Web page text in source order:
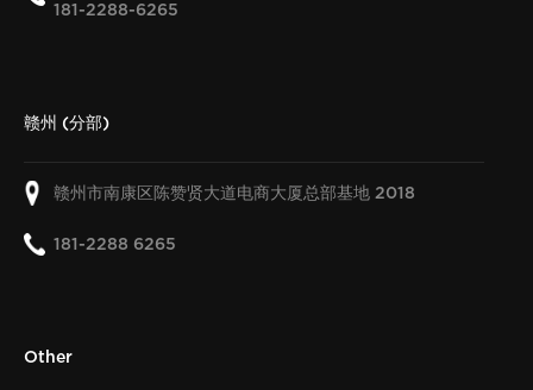
181-2288-6265
赣州 (分部)
赣州市南康区陈赞贤大道电商大厦总部基地 2018
181-2288 6265
Other